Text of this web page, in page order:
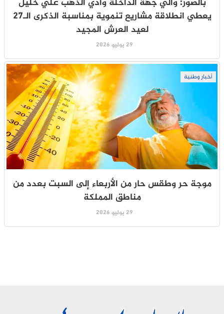
بالصور: والي جهة الداخلة وادي الذهب علي خليل
يعطي انطلاقة مشاريع تنموية بمناسبة الذكرى الـ27
لعيد العرش المجيد
29 يوليو 2026
أخبار وطنية
موجة حر وطقس حار من الأربعاء إلى السبت بعدد من
مناطق المملكة
29 يوليو 2026